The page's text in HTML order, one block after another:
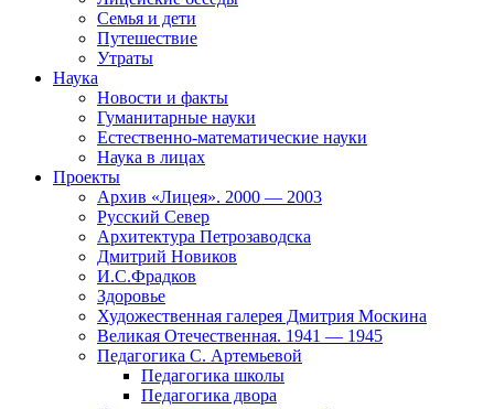
Семья и дети
Путешествие
Утраты
Наука
Новости и факты
Гуманитарные науки
Естественно-математические науки
Наука в лицах
Проекты
Архив «Лицея». 2000 — 2003
Русский Север
Архитектура Петрозаводска
Дмитрий Новиков
И.С.Фрадков
Здоровье
Художественная галерея Дмитрия Москина
Великая Отечественная. 1941 — 1945
Педагогика С. Артемьевой
Педагогика школы
Педагогика двора